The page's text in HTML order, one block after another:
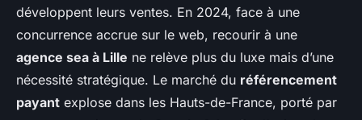
développent leurs ventes. En 2024, face à une
concurrence accrue sur le web, recourir à une
agence sea à Lille ne relève plus du luxe mais d’une
nécessité stratégique. Le marché du référencement
payant explose dans les Hauts-de-France, porté par